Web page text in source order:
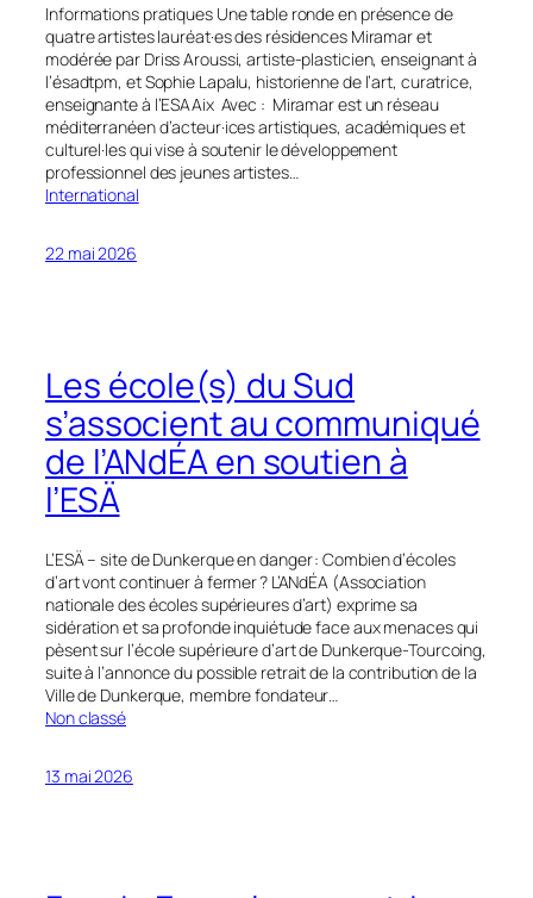
Informations pratiques Une table ronde en présence de
quatre artistes lauréat·es des résidences Miramar et
modérée par Driss Aroussi, artiste-plasticien, enseignant à
l’ésadtpm, et Sophie Lapalu, historienne de l’art, curatrice,
enseignante à l’ESAAix Avec : Miramar est un réseau
méditerranéen d’acteur·ices artistiques, académiques et
culturel·les qui vise à soutenir le développement
professionnel des jeunes artistes…
International
22 mai 2026
Les école(s) du Sud
s’associent au communiqué
de l’ANdÉA en soutien à
l’ESÄ
L’ESÄ – site de Dunkerque en danger : Combien d’écoles
d’art vont continuer à fermer ? L’ANdÉA (Association
nationale des écoles supérieures d’art) exprime sa
sidération et sa profonde inquiétude face aux menaces qui
pèsent sur l’école supérieure d’art de Dunkerque-Tourcoing,
suite à l’annonce du possible retrait de la contribution de la
Ville de Dunkerque, membre fondateur…
Non classé
13 mai 2026